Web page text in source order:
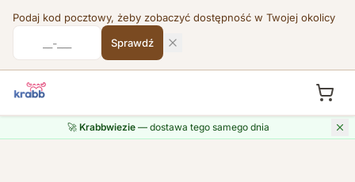
Podaj kod pocztowy, żeby zobaczyć dostępność w Twojej okolicy
Sprawdź
🚀 Krabbwiezie— dostawa tego samego dnia